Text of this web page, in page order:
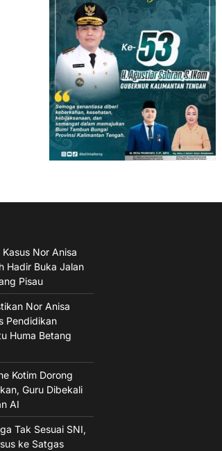
Nor Anisa
Hadir Buka Jalan
Pisau
Nor Anisa
Pendidikan
Huma Betang
Kotim Dorong
Guru Dibekali
AI
Tak Sesuai SNI,
ke Satgas